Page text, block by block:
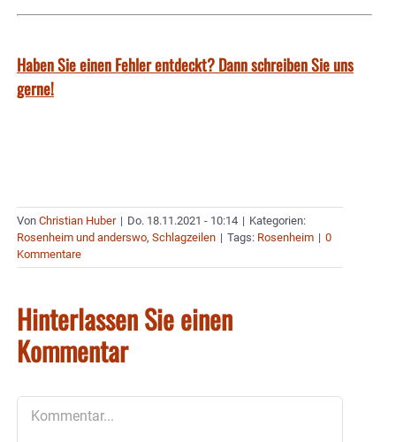
Haben Sie einen Fehler entdeckt? Dann schreiben Sie uns
gerne!
Von Christian Huber | Do. 18.11.2021 - 10:14 | Kategorien:
Rosenheim und anderswo, Schlagzeilen | Tags: Rosenheim | 0
Kommentare
Hinterlassen Sie einen
Kommentar